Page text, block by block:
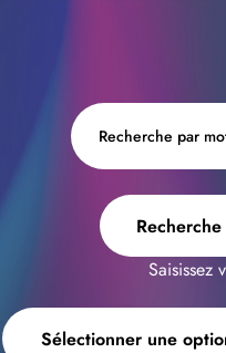
Saisissez
Sélectionner une